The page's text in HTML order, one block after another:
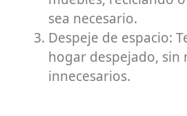
sea necesario.
Despeje de espacio:
hogar despejado, sin
innecesarios.